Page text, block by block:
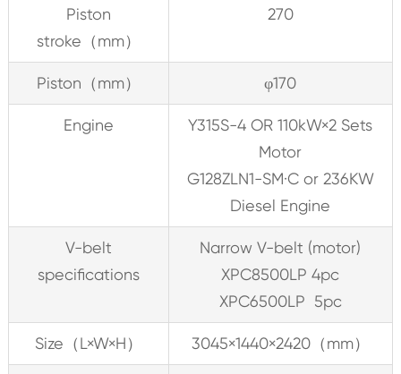
Piston
stroke（mm）
270
Piston（mm） φ170
Engine
Y315S-4 OR 110kW×2 Sets
Motor
G128ZLN1-SM·C or 236KW
Diesel Engine
V-belt
specifications
Narrow V-belt (motor)
XPC8500LP 4pc
XPC6500LP 5pc
Size（L×W×H） 3045×1440×2420（mm）